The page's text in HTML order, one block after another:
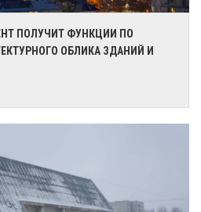
ПОЛУЧИТ ФУНКЦИИ ПО
ОБЛИКА ЗДАНИЙ И